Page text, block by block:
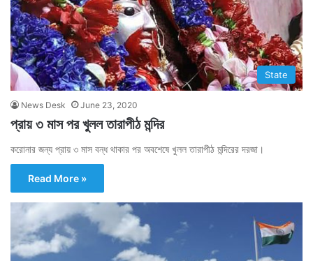
State
News Desk June 23, 2020
প্রায় ৩ মাস পর খুলল তারাপীঠ মন্দির
করোনার জন্য প্রায় ৩ মাস বন্ধ থাকার পর অবশেষে খুলল তারাপীঠ মন্দিরের দরজা।
Read More »